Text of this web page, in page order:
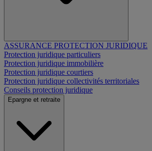
ASSURANCE PROTECTION JURIDIQUE
Protection juridique particuliers
Protection juridique immobilière
Protection juridique courtiers
Protection juridique collectivités territoriales
Conseils protection juridique
Epargne et retraite